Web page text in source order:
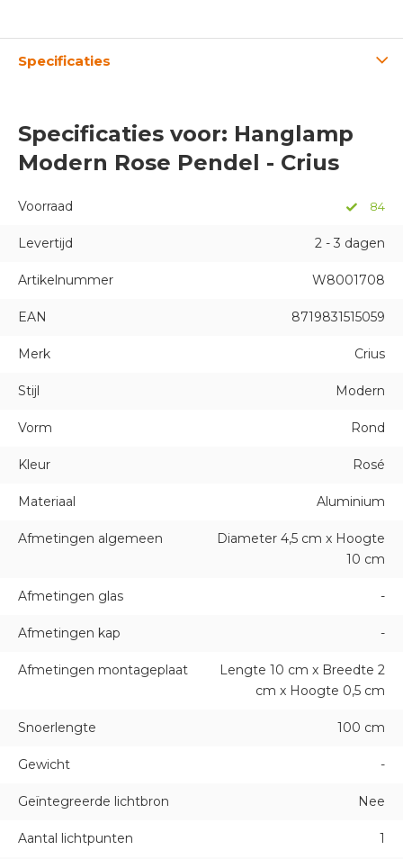
Specificaties
Specificaties voor: Hanglamp
Modern Rose Pendel - Crius
Voorraad 84
Levertijd 2 - 3 dagen
Artikelnummer W8001708
EAN 8719831515059
Merk Crius
Stijl Modern
Vorm Rond
Kleur Rosé
Materiaal Aluminium
Afmetingen algemeen
Diameter 4,5 cm x Hoogte
10 cm
Afmetingen glas -
Afmetingen kap -
Afmetingen montageplaat
Lengte 10 cm x Breedte 2
cm x Hoogte 0,5 cm
Snoerlengte 100 cm
Gewicht -
Geïntegreerde lichtbron Nee
Aantal lichtpunten 1